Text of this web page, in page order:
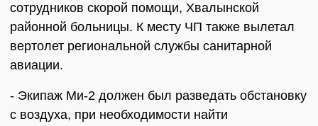
сотрудников скорой помощи, Хвалынской
районной больницы. К месту ЧП также вылетал
вертолет региональной службы санитарной
авиации.
- Экипаж Ми-2 должен был разведать обстановку
с воздуха, при необходимости найти